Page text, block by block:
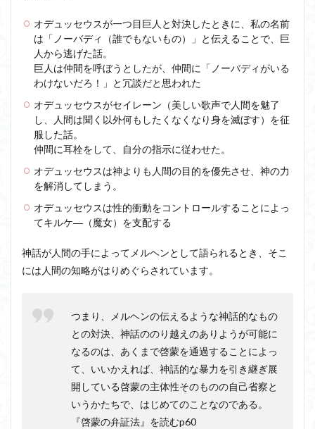
オデュッセウスが一つ目巨人と対決したときに、私の名前
は「ノーバディ（誰でもないもの）」と伝えることで、巨
人から逃げた話。
巨人は仲間を呼ぼうとしたが、仲間に「ノーバディがいる
わけないだろ！」と冗談だと思われた
オデュッセウスがセイレーン（美しい歌声で人間を魅了
し、人間は聞く以外何もしたくなくなり身を滅ぼす）を征
服した話。
仲間に耳栓をして、自分の指示に従わせた。
オデュッセウスは神よりも人間の目的を優先させ、神の力
を解消してしまう。
オデュッセウスは性的衝動をコントロールすることによっ
てキルケ―（魔女）を支配する
神話が人間の手によってメルヘンとして語られるとき、そこ
には人間の知略がはりめぐらされています。
つまり、メルヘンの伝えるような神話的なもの
との対決、神話ののり越えのありようが可能に
なるのは、あくまで啓蒙を通過することによっ
て、いいかえれば、神話的な暴力を引き継ぎ展
開している啓蒙の主体性そのものの自己省察と
いうかたちで、はじめてのことなのである。
『啓蒙の弁証法』を読むp60